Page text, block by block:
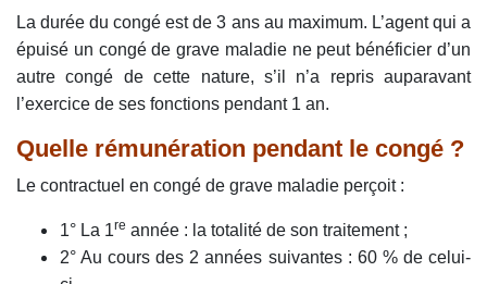
La durée du congé est de 3 ans au maximum. L’agent qui a
épuisé un congé de grave maladie ne peut bénéficier d’un
autre congé de cette nature, s’il n’a repris auparavant
l’exercice de ses fonctions pendant 1 an.
Quelle rémunération pendant le congé ?
Le contractuel en congé de grave maladie perçoit :
1° La 1re année : la totalité de son traitement ;
2° Au cours des 2 années suivantes : 60 % de celui-